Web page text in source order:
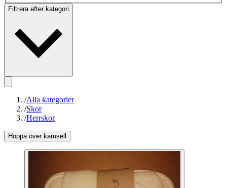
Filtrera efter kategori
/Alla kategorier
/Skor
/Herrskor
Hoppa över karusell